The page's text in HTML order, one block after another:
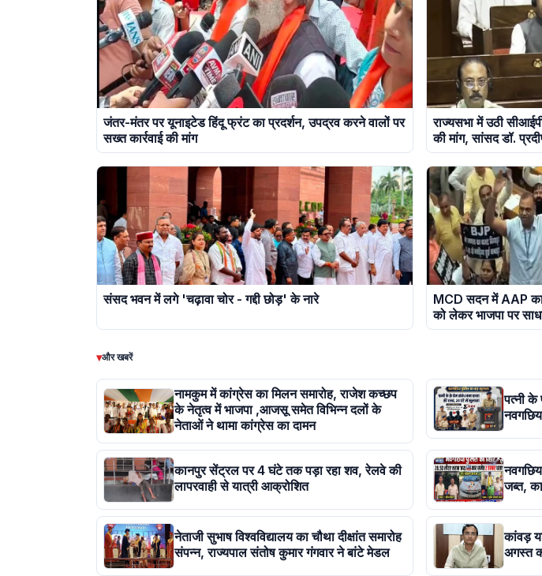
जंतर-मंतर पर यूनाइटेड हिंदू फ्रंट का प्रदर्शन, उपद्रव करने वालों पर
सख्त कार्रवाई की मांग
राज्यसभा में उठी
की मांग, सांसद डॉ.
संसद भवन में लगे 'चढ़ावा चोर - गद्दी छोड़' के नारे
MCD सदन में AAP का
को लेकर भाजपा पर
▾और खबरें
नामकुम में कांग्रेस का मिलन समारोह, राजेश कच्छप
के नेतृत्व में भाजपा ,आजसू समेत विभिन्न दलों के
नेताओं ने थामा कांग्रेस का दामन
पत्नी के
कानपुर सेंट्रल पर 4 घंटे तक पड़ा रहा शव, रेलवे की
लापरवाही से यात्री आक्रोशित
जब्त,
नेताजी सुभाष विश्वविद्यालय का चौथा दीक्षांत समारोह
संपन्न, राज्यपाल संतोष कुमार गंगवार ने बांटे मेडल
कांवड़
अगस्त